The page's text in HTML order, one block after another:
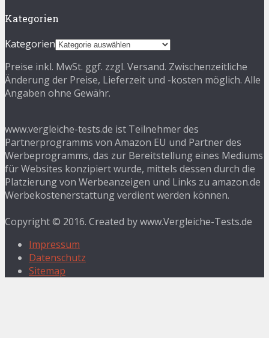
Kategorien
Kategorien
Preise inkl. MwSt. ggf. zzgl. Versand. Zwischenzeitliche
Änderung der Preise, Lieferzeit und -kosten möglich. Alle
Angaben ohne Gewähr.
www.vergleiche-tests.de ist Teilnehmer des
Partnerprogramms von Amazon EU und Partner des
Werbeprogramms, das zur Bereitstellung eines Mediums
für Websites konzipiert wurde, mittels dessen durch die
Platzierung von Werbeanzeigen und Links zu amazon.de
Werbekostenerstattung verdient werden können.
Copyright © 2016. Created by www.Vergleiche-Tests.de
Impressum
Datenschutz
Sitemap